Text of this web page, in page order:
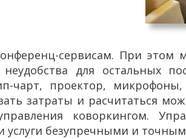
сервисам. При
для остальных
чарт, проектор,
затраты и расчитаться
коворкингом.
безупречными и